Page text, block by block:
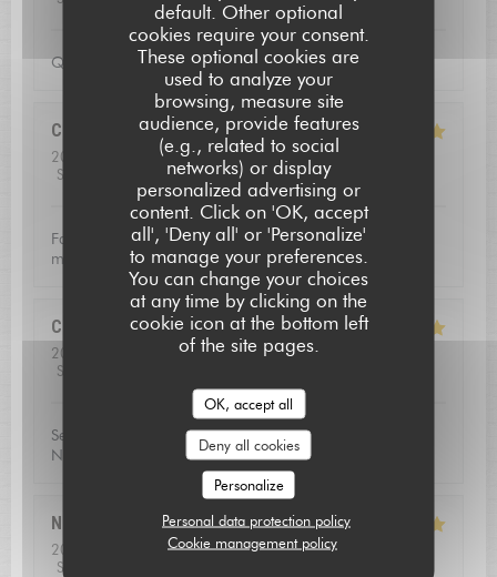
default. Other optional
cookies require your consent.
These optional cookies are
used to analyze your
browsing, measure site
audience, provide features
(e.g., related to social
networks) or display
personalized advertising or
content. Click on 'OK, accept
all', 'Deny all' or 'Personalize'
to manage your preferences.
You can change your choices
at any time by clicking on the
cookie icon at the bottom left
of the site pages.
OK, accept all
Deny all cookies
Personalize
Personal data protection policy
Cookie management policy
Qualite de l'accueil
Christoffer N
2026-07-23
- 13:15 - Guests 2
Service
Ambiance: 4 /5 Food : 5/5 Value
Fantastic food and good service. Defininetly worth a
michelin star
Catherine V
2026-07-16
- 20:00 - Guests 3
Service
Service excellent, la qualité du repas était exceptionnel.
Nous avons passé une soirée très agréable!
Nathalie
2026-07-17
- 19:45 - Guests 2
Service
L'AUBERGE SAINT JEAN